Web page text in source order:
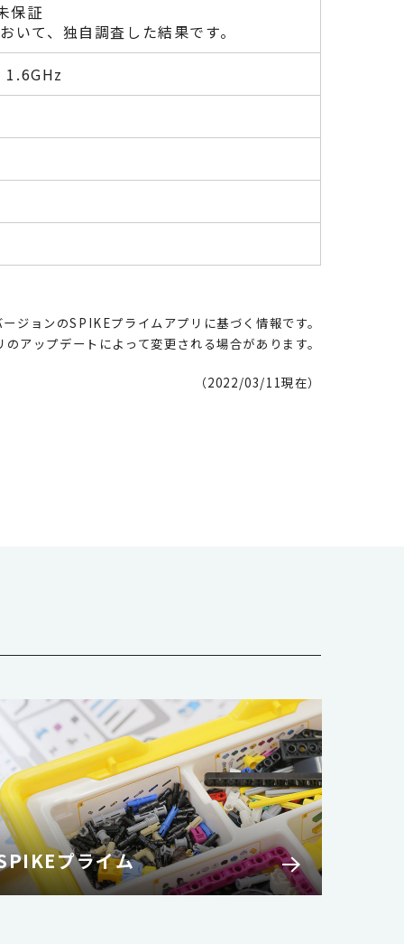
保証
いて、独自調査した結果です。
ョンのSPIKEプライムアプリに基づく情報です。
アップデートによって変更される場合があります。
（2022/03/11現在）
プライム